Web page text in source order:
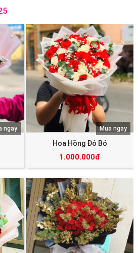
ngay
Hoa Hồng Đỏ Bó
1.000.000đ
Mua ngay